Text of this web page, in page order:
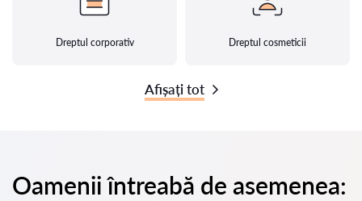
Dreptul corporativ Dreptul cosmeticii
Afișați tot
Oamenii întreabă de asemenea: